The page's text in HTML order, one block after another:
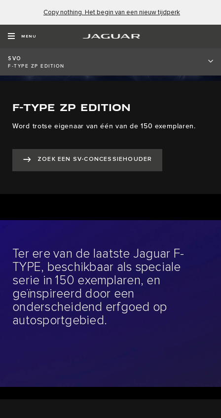
Copy nothing. Het begin van een nieuw tijdperk
MENU
SVO
F-TYPE ZP EDITION
F-TYPE ZP EDITION
Word trotse eigenaar van één van de 150 exemplaren.
ZOEK EEN SV-CONCESSIEHOUDER
Ter ere van de laatste Jaguar F-
TYPE, beschikbaar als speciale
serie in 150 exemplaren, en
geïnspireerd door een
onderscheidend erfgoed op
autosportgebied.